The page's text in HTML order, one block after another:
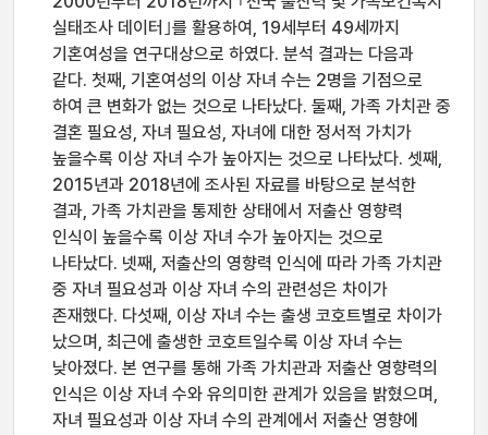
실태조사 데이터｣를 활용하여, 19세부터 49세까지
기혼여성을 연구대상으로 하였다. 분석 결과는 다음과
같다. 첫째, 기혼여성의 이상 자녀 수는 2명을 기점으로
하여 큰 변화가 없는 것으로 나타났다. 둘째, 가족 가치관 중
결혼 필요성, 자녀 필요성, 자녀에 대한 정서적 가치가
높을수록 이상 자녀 수가 높아지는 것으로 나타났다. 셋째,
2015년과 2018년에 조사된 자료를 바탕으로 분석한
결과, 가족 가치관을 통제한 상태에서 저출산 영향력
인식이 높을수록 이상 자녀 수가 높아지는 것으로
나타났다. 넷째, 저출산의 영향력 인식에 따라 가족 가치관
중 자녀 필요성과 이상 자녀 수의 관련성은 차이가
존재했다. 다섯째, 이상 자녀 수는 출생 코호트별로 차이가
났으며, 최근에 출생한 코호트일수록 이상 자녀 수는
낮아졌다. 본 연구를 통해 가족 가치관과 저출산 영향력의
인식은 이상 자녀 수와 유의미한 관계가 있음을 밝혔으며,
자녀 필요성과 이상 자녀 수의 관계에서 저출산 영향에